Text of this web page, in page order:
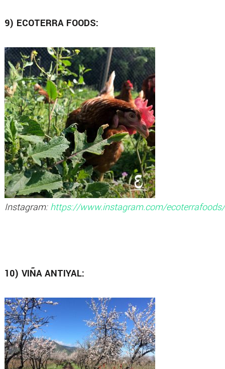
9) ECOTERRA FOODS:
Instagram:https://www.instagram.com/ecoterrafoods/
10) VIÑA ANTIYAL: